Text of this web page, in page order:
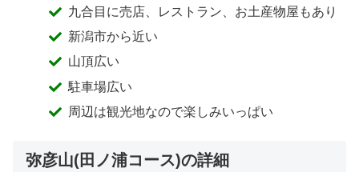
九合目に売店、レストラン、お土産物屋もあり
新潟市から近い
山頂広い
駐車場広い
周辺は観光地なので楽しみいっぱい
弥彦山(田ノ浦コース)の詳細